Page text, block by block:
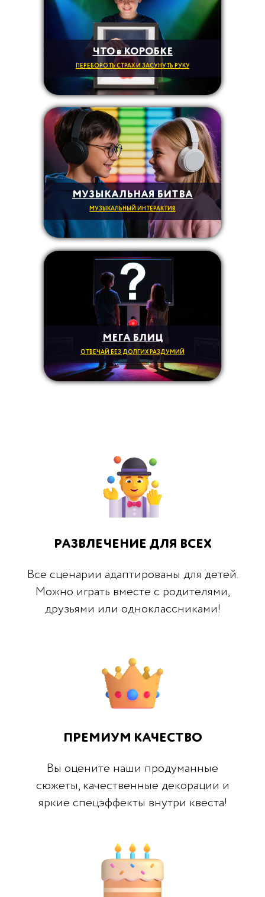
ЧТО в КОРОБКЕ
ПЕРЕБОРОТЬ СТРАХ И ЗАСУНУТЬ РУКУ
МЕГА БЛИЦ
ОТВЕЧАЙ БЕЗ ДОЛГИХ РАЗДУМИЙ
МУЗЫКАЛЬНАЯ БИТВА
МУЗЫКАЛЬНЫЙ ИНТЕРАКТИВ
РАЗВЛЕЧЕНИЕ ДЛЯ ВСЕХ
Все сценарии адаптированы для детей.
Можно играть вместе с родителями,
друзьями или одноклассниками!
ПРЕМИУМ КАЧЕСТВО
Вы оцените наши продуманные
сюжеты, качественные декорации и
яркие спецэффекты внутри квеста!